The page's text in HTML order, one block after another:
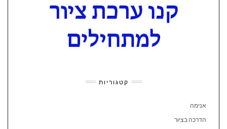
קטגוריות
אנימה
הדרכה בציור